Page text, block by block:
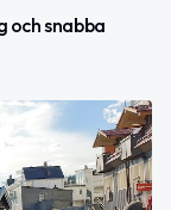
och snabba